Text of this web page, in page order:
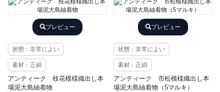
プレビュー
状態：非常によい
素材：正絹
アンティーク 枝花模様織出し本
場泥大島紬着物
プレビュー
状態：非常によい
素材：正絹
アンティーク 市松模様織出し本
場泥大島紬着物（5マルキ）